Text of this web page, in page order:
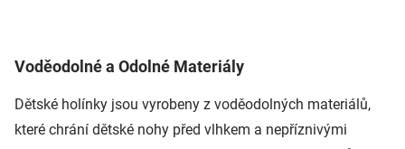
Voděodolné a Odolné Materiály
Dětské holínky jsou vyrobeny z voděodolných materiálů,
které chrání dětské nohy před vlhkem a nepříznivými